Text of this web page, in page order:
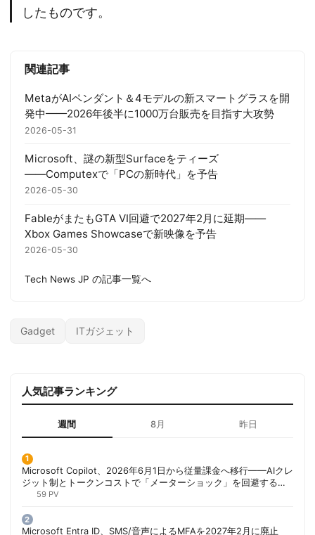
したものです。
関連記事
MetaがAIペンダント＆4モデルの新スマートグラスを開
発中——2026年後半に1000万台販売を目指す大攻勢
2026-05-31
Microsoft、謎の新型Surfaceをティーズ
――Computexで「PCの新時代」を予告
2026-05-30
FableがまたもGTA VI回避で2027年2月に延期——
Xbox Games Showcaseで新映像を予告
2026-05-30
Tech News JP の記事一覧へ
Gadget ITガジェット
人気記事ランキング
週間 8月 昨日
Microsoft Copilot、2026年6月1日から従量課金へ移行——AIクレ
ジット制とトークンコストで「メーターショック」を回避する方
法 | 胡田昌彦
59 PV
Microsoft Entra ID、SMS/音声によるMFAを2027年2月に廃止